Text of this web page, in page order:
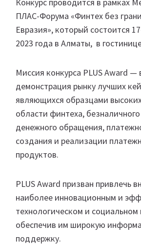
ПЛАС-Форума «Финтех без
Евразия», который состоится
2023 года в Алматы, в
Миссия конкурса PLUS Award —
демонстрация рынку лучших
являющихся образцами
области финтеха,
денежного обращения,
создания и реализации
продуктов.
PLUS Award призван привлечь
наиболее инновационным и
технологическом и
обеспечив им широкую
поддержку.